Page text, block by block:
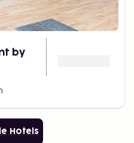
by
Hotels